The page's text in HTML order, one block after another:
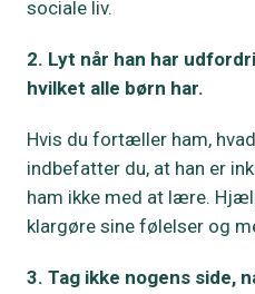
sociale liv.
2. Lyt når han har
hvilket alle børn har.
Hvis du fortæller ham,
indbefatter du, at han er
ham ikke med at lære.
klargøre sine følelser og
3. Tag ikke nogens side,